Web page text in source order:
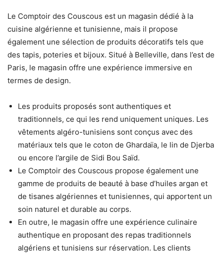
Le Comptoir des Couscous est un magasin dédié à la
cuisine algérienne et tunisienne, mais il propose
également une sélection de produits décoratifs tels que
des tapis, poteries et bijoux. Situé à Belleville, dans l’est de
Paris, le magasin offre une expérience immersive en
termes de design.
Les produits proposés sont authentiques et
traditionnels, ce qui les rend uniquement uniques. Les
vêtements algéro-tunisiens sont conçus avec des
matériaux tels que le coton de Ghardaïa, le lin de Djerba
ou encore l’argile de Sidi Bou Saïd.
Le Comptoir des Couscous propose également une
gamme de produits de beauté à base d’huiles argan et
de tisanes algériennes et tunisiennes, qui apportent un
soin naturel et durable au corps.
En outre, le magasin offre une expérience culinaire
authentique en proposant des repas traditionnels
algériens et tunisiens sur réservation. Les clients